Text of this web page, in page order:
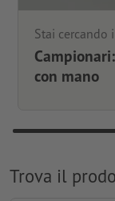
Stai cercando
con mano
Trova il